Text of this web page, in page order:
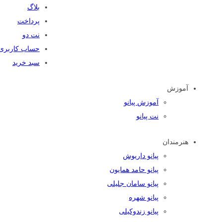
بلاگ
پرداخت
نت دو
حساب
سبد خرید
آموزش
آموزش پیانو
نت پیانو
هنرمندان
پیانو داریوش
پیانو حامد همایون
پیانو سامان جلیلی
پیانو شهره
پیانو زندوکیلی